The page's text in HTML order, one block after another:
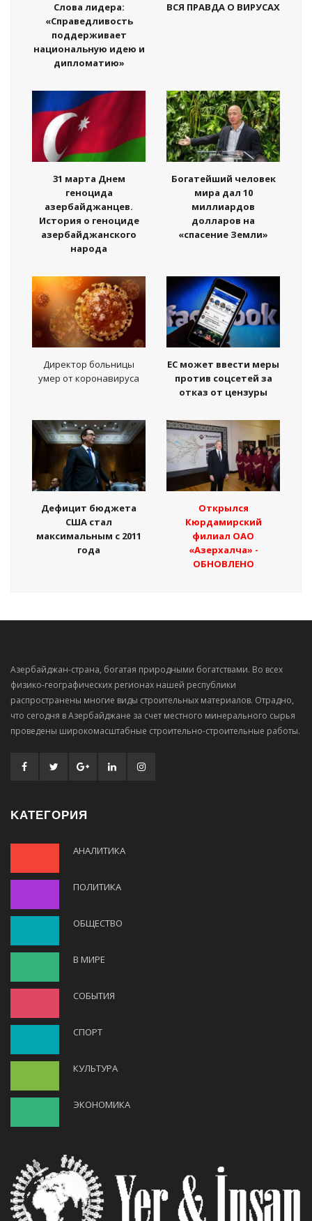
Слова лидера:
«Справедливость
поддерживает
национальную идею и
дипломатию»
ВСЯ ПРАВДА О ВИРУСАХ
31 марта Днем
геноцида
азербайджанцев.
История о геноциде
азербайджанского
народа
Богатейший человек
мира дал 10
миллиардов
долларов на
«спасение Земли»
Директор больницы
умер от коронавируса
ЕС может ввести меры
против соцсетей за
отказ от цензуры
Дефицит бюджета
США стал
максимальным с 2011
года
Открылся
Кюрдамирский
филиал ОАО
«Азерхалча» -
ОБНОВЛЕНО
Азербайджан-страна, богатая природными богатствами. Во всех
физико-географических регионах нашей республики
распространены многие виды строительных материалов. Отрадно,
что сегодня в Азербайджане за счет местного минерального сырья
проведены широкомасштабные строительно-строительные работы.
KАТЕГОРИЯ
АНАЛИТИКА
ПОЛИТИКА
ОБЩЕСТВО
В МИРЕ
СОБЫТИЯ
СПОРТ
КУЛЬТУРА
ЭКОНОМИКА